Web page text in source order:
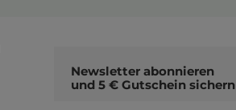
Newsletter abonnieren
und 5 € Gutschein sichern